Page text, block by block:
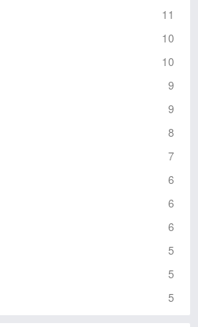
11
10
10
9
9
8
7
6
6
6
5
5
5